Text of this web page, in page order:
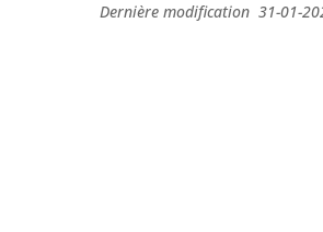
Dernière modification 31-01-